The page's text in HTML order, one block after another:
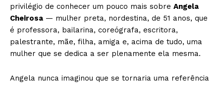
privilégio de conhecer um pouco mais sobre Angela
Cheirosa — mulher preta, nordestina, de 51 anos, que
é professora, bailarina, coreógrafa, escritora,
palestrante, mãe, filha, amiga e, acima de tudo, uma
mulher que se dedica a ser plenamente ela mesma.
Angela nunca imaginou que se tornaria uma referência